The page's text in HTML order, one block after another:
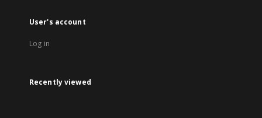
User's account
Log in
Recently viewed